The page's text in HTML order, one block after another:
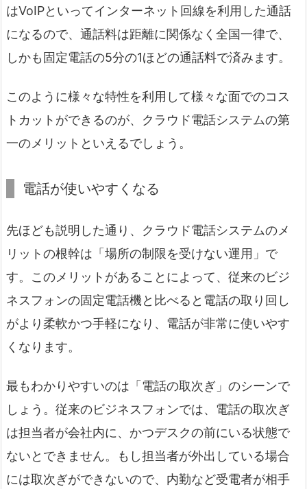
はVoIPといってインターネット回線を利用した通話
になるので、通話料は距離に関係なく全国一律で、
しかも固定電話の5分の1ほどの通話料で済みます。
このように様々な特性を利用して様々な面でのコス
トカットができるのが、クラウド電話システムの第
一のメリットといえるでしょう。
電話が使いやすくなる
先ほども説明した通り、クラウド電話システムのメ
リットの根幹は「場所の制限を受けない運用」で
す。このメリットがあることによって、従来のビジ
ネスフォンの固定電話機と比べると電話の取り回し
がより柔軟かつ手軽になり、電話が非常に使いやす
くなります。
最もわかりやすいのは「電話の取次ぎ」のシーンで
しょう。従来のビジネスフォンでは、電話の取次ぎ
は担当者が会社内に、かつデスクの前にいる状態で
ないとできません。もし担当者が外出している場合
には取次ぎができないので、内勤など受電者が相手